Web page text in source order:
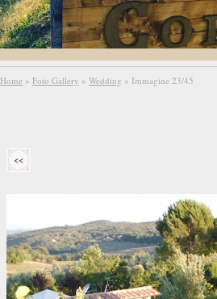
Home » Foto Gallery » Wedding » Immagine 23/45
<<